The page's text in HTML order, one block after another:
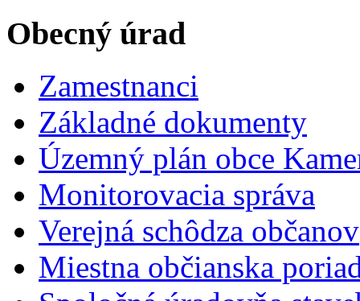
Obecný úrad
Zamestnanci
Základné dokumenty
Územný plán obce
Monitorovacia správa
Verejná schôdza občanov
Miestna občianska